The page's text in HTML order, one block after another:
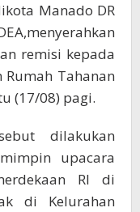
Manado DR
remisi kepada
Tahanan
(17/08) pagi.
dilakukan
upacara
RI di
di Kelurahan